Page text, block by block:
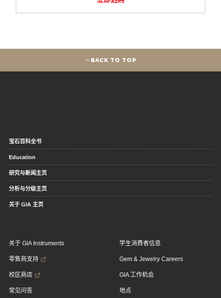
BACK TO TOP
宝石百科全书
Education
研究与新闻主页
分析与分级主页
关于 GIA 主页
关于 GIA Instruments
零售商支持
校区商店
常见问答
学生消费者信息
Gem & Jewelry Careers
GIA 工作机会
地点